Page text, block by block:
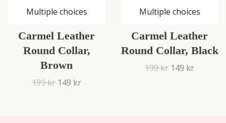
Multiple choices
Carmel Leather
Round Collar,
Brown
199 kr 149 kr
Multiple choices
Carmel Leather
Round Collar, Black
199 kr 149 kr